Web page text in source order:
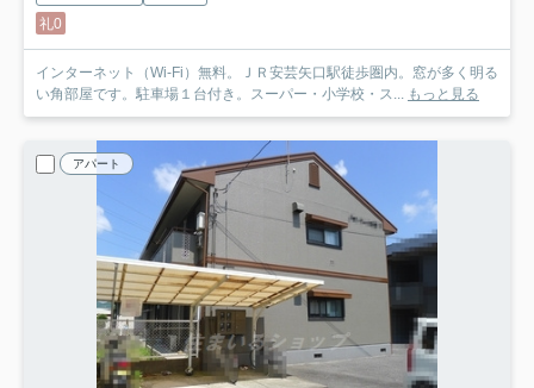
礼0
インターネット（Wi-Fi）無料。ＪＲ安芸矢口駅徒歩圏内。窓が多く明る
い角部屋です。駐車場１台付き。スーパー・小学校・ス...
もっと見る
アパート